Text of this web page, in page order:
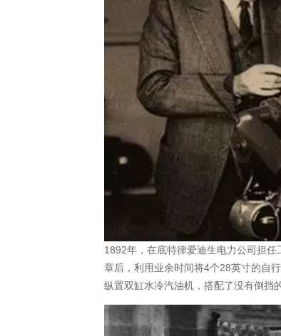
1892年，在底特律爱迪生电力公司担
章后，利用业余时间将4个28英寸的自
纵置双缸水冷汽油机，搭配了没有倒挡